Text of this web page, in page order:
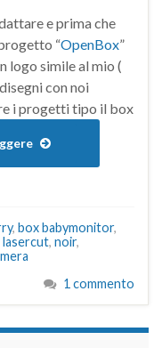
e prima che
“OpenBox”
logo simile al mio (
con noi
i progetti tipo il box
, box babymonitor,
lasercut, noir,
1 commento